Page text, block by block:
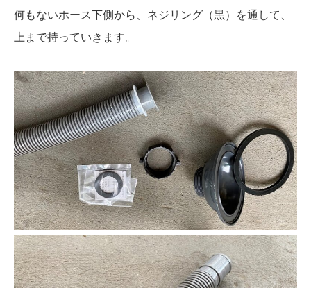
何もないホース下側から、ネジリング（黒）を通して、
上まで持っていきます。